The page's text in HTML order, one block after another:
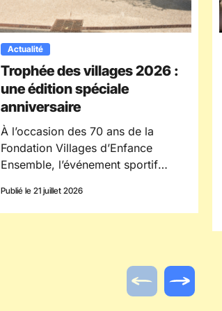
Actualité
Trophée des villages 2026 :
une édition spéciale
anniversaire
À l’occasion des 70 ans de la
Fondation Villages d’Enfance
Ensemble, l’événement sportif
villages » a réuni, cette année,
plus de 300 participants à l’Île des
Publié le 21 juillet 2026
Actualité